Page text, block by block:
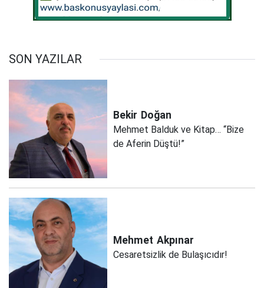
SON YAZILAR
Bekir Doğan
Mehmet Balduk ve Kitap… “Bize
de Aferin Düştü!”
Mehmet Akpınar
Cesaretsizlik de Bulaşıcıdır!